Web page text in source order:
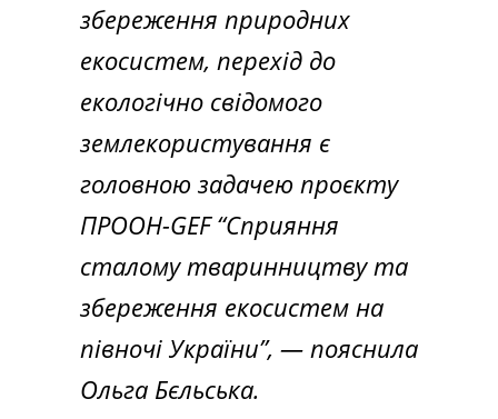
збереження природних
екосистем, перехід до
екологічно свідомого
землекористування є
головною задачею проєкту
ПРООН-GEF “Сприяння
сталому тваринництву та
збереження екосистем на
півночі України”, — пояснила
Ольга Бєльська.